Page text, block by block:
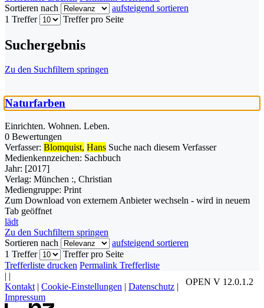
Sortieren nach
aufsteigend sortieren
1 Treffer
Treffer pro Seite
Suchergebnis
Zu den Suchfiltern springen
Naturfarben
Einrichten. Wohnen. Leben.
0 Bewertungen
Verfasser: Blomquist, Hans Suche nach diesem Verfasser
Medienkennzeichen: Sachbuch
Jahr: [2017]
Verlag: München :, Christian
Mediengruppe: Print
Zum Download von externem Anbieter wechseln - wird in neuem
Tab geöffnet
lädt
Zu den Suchfiltern springen
Sortieren nach
aufsteigend sortieren
1 Treffer
Treffer pro Seite
Trefferliste drucken Permalink Trefferliste
OPEN V 12.0.1.2
| |
Kontakt | Cookie-Einstellungen | Datenschutz |
Impressum